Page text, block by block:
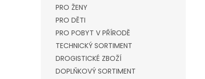
PRO ŽENY
PRO DĚTI
PRO POBYT V PŘÍRODĚ
TECHNICKÝ SORTIMENT
DROGISTICKÉ ZBOŽÍ
DOPLŇKOVÝ SORTIMENT